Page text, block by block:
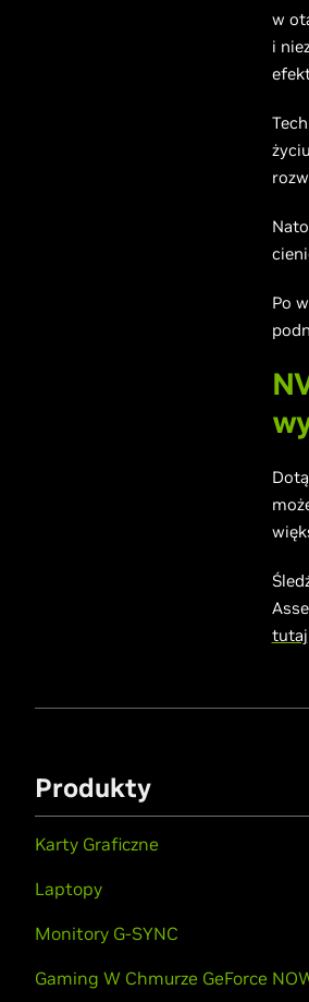
w
i
Po
tutaj
Produkty
Karty Graficzne
Laptopy
Monitory G-SYNC
Gaming W Chmurze GeForce